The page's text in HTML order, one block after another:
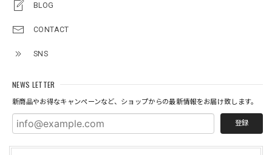
BLOG
CONTACT
SNS
NEWS LETTER
新商品やお得なキャンペーンなど、ショップからの最新情報をお届け致します。
登録